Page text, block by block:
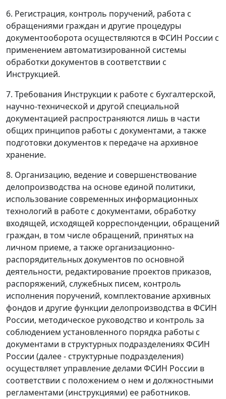
6. Регистрация, контроль поручений, работа с
обращениями граждан и другие процедуры
документооборота осуществляются в ФСИН России с
применением автоматизированной системы
обработки документов в соответствии с
Инструкцией.
7. Требования Инструкции к работе с бухгалтерской,
научно-технической и другой специальной
документацией распространяются лишь в части
общих принципов работы с документами, а также
подготовки документов к передаче на архивное
хранение.
8. Организацию, ведение и совершенствование
делопроизводства на основе единой политики,
использование современных информационных
технологий в работе с документами, обработку
входящей, исходящей корреспонденции, обращений
граждан, в том числе обращений, принятых на
личном приеме, а также организационно-
распорядительных документов по основной
деятельности, редактирование проектов приказов,
распоряжений, служебных писем, контроль
исполнения поручений, комплектование архивных
фондов и другие функции делопроизводства в ФСИН
России, методическое руководство и контроль за
соблюдением установленного порядка работы с
документами в структурных подразделениях ФСИН
России (далее - структурные подразделения)
осуществляет управление делами ФСИН России в
соответствии с положением о нем и должностными
регламентами (инструкциями) ее работников.